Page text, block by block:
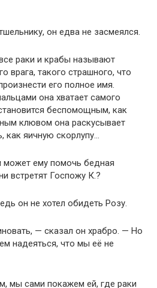
он едва не засмеялся.
раки и крабы называют
врага, такого страшного, что
его полное имя.
она хватает самого
беспомощным, как
клювом она раскусывает
как яичную скорлупу…
может ему помочь бедная
встретят Госпожу К.?
он не хотел обидеть Розу.
— сказал он храбро. — Но
надеяться, что мы её не
мы сами покажем ей, где раки